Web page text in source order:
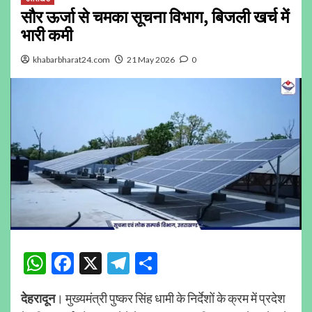
सौर ऊर्जा से चमका सूचना विभाग, बिजली खर्च में
भारी कमी
khabarbharat24.com 21 May 2026 0
WhatsApp
Facebook
X Telegram
देहरादून। मुख्यमंत्री पुष्कर सिंह धामी के निर्देशों के क्रम में प्रदेश